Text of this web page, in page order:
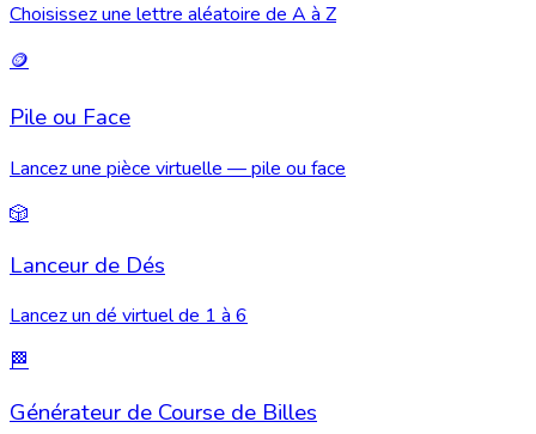
Choisissez une lettre aléatoire de A à Z
🪙
Pile ou Face
Lancez une pièce virtuelle — pile ou face
🎲
Lanceur de Dés
Lancez un dé virtuel de 1 à 6
🏁
Générateur de Course de Billes